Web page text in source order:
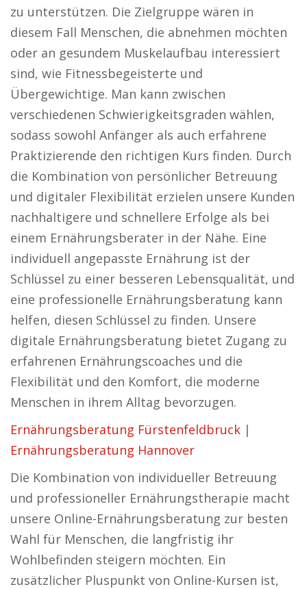
zu unterstützen. Die Zielgruppe wären in
diesem Fall Menschen, die abnehmen möchten
oder an gesundem Muskelaufbau interessiert
sind, wie Fitnessbegeisterte und
Übergewichtige. Man kann zwischen
verschiedenen Schwierigkeitsgraden wählen,
sodass sowohl Anfänger als auch erfahrene
Praktizierende den richtigen Kurs finden. Durch
die Kombination von persönlicher Betreuung
und digitaler Flexibilität erzielen unsere Kunden
nachhaltigere und schnellere Erfolge als bei
einem Ernährungsberater in der Nähe. Eine
individuell angepasste Ernährung ist der
Schlüssel zu einer besseren Lebensqualität, und
eine professionelle Ernährungsberatung kann
helfen, diesen Schlüssel zu finden. Unsere
digitale Ernährungsberatung bietet Zugang zu
erfahrenen Ernährungscoaches und die
Flexibilität und den Komfort, die moderne
Menschen in ihrem Alltag bevorzugen.
Ernährungsberatung Fürstenfeldbruck |
Ernährungsberatung Hannover
Die Kombination von individueller Betreuung
und professioneller Ernährungstherapie macht
unsere Online-Ernährungsberatung zur besten
Wahl für Menschen, die langfristig ihr
Wohlbefinden steigern möchten. Ein
zusätzlicher Pluspunkt von Online-Kursen ist,